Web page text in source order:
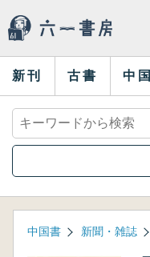
新刊 古書 中
中国書 新聞・雑誌